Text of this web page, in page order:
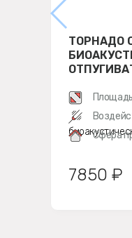
ТОРНАДО
Сфера
7850 ₽